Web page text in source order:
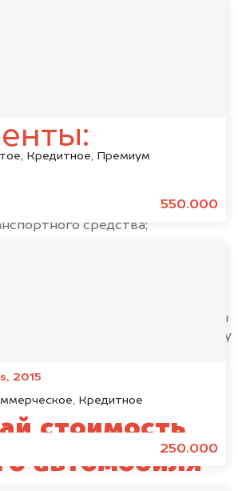
Кредитное, Премиум
550.000
2015
Кредитное
250.000
РФ;
средства;
всех документов, то наши юристы
чтобы оформить сделку
стоимость
автомобиля